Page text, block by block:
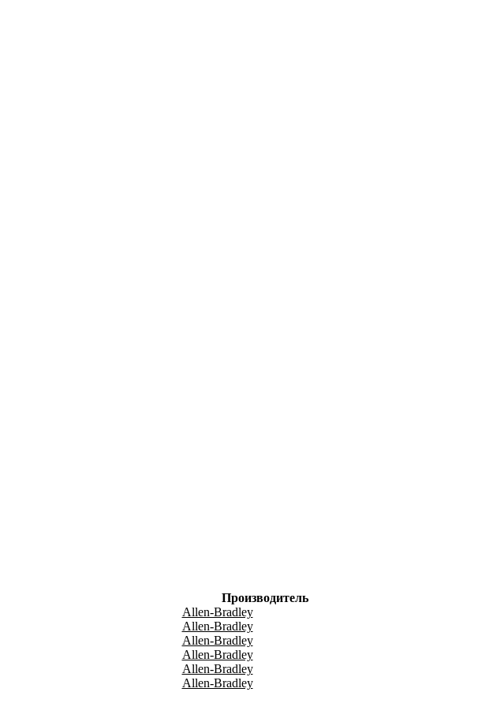
Производитель
Allen-Bradley
Allen-Bradley
Allen-Bradley
Allen-Bradley
Allen-Bradley
Allen-Bradley